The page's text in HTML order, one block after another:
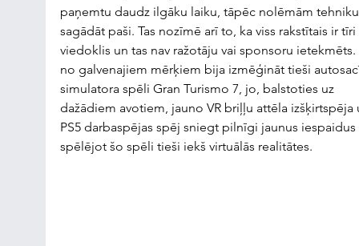
paņemtu daudz ilgāku laiku, tāpēc nolēmām
sagādāt paši. Tas nozīmē arī to, ka viss rakstītais ir
viedoklis un tas nav ražotāju vai sponsoru
no galvenajiem mērķiem bija izmēģināt tieši
simulatora spēli Gran Turismo 7, jo, balstoties uz
dažādiem avotiem, jauno VR briļļu attēla izšķirtspēja
PS5 darbaspējas spēj sniegt pilnīgi jaunus iespaidus
spēlējot šo spēli tieši iekš virtuālās realitātes.